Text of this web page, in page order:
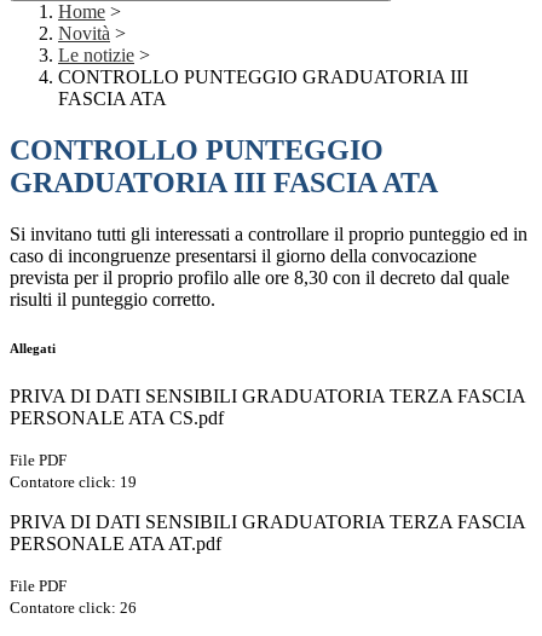
Home >
Novità >
Le notizie >
CONTROLLO PUNTEGGIO GRADUATORIA III
FASCIA ATA
CONTROLLO PUNTEGGIO
GRADUATORIA III FASCIA ATA
Si invitano tutti gli interessati a controllare il proprio punteggio ed in
caso di incongruenze presentarsi il giorno della convocazione
prevista per il proprio profilo alle ore 8,30 con il decreto dal quale
risulti il punteggio corretto.
Allegati
PRIVA DI DATI SENSIBILI GRADUATORIA TERZA FASCIA
PERSONALE ATA CS.pdf
File PDF
Contatore click: 19
PRIVA DI DATI SENSIBILI GRADUATORIA TERZA FASCIA
PERSONALE ATA AT.pdf
File PDF
Contatore click: 26